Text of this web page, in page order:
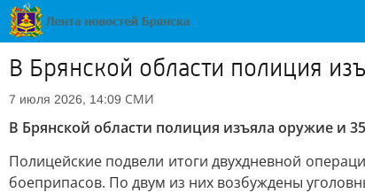
В Брянской области полиция
7 июля 2026, 14:09 СМИ
В Брянской области полиция изъяла оружие и
Полицейские подвели итоги двухдневной
боеприпасов. По двум из них возбуждены